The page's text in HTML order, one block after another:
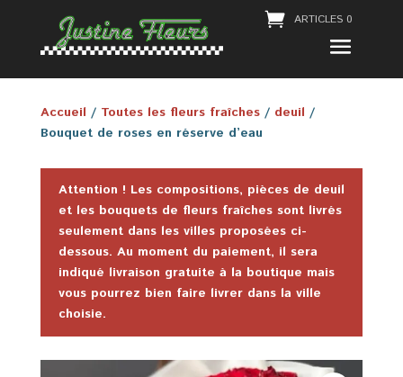
ARTICLES 0
Accueil / Toutes les fleurs fraîches/ deuil /
Bouquet de roses en réserve d’eau
Attention ! Les compositions, pièces de deuil
et les bouquets de fleurs fraîches sont livrés
seulement dans les villes proposées ci-
dessous. Au moment du paiement, il sera
indiqué livraison gratuite à la boutique mais
vous pourrez bien faire livrer dans la ville
choisie.